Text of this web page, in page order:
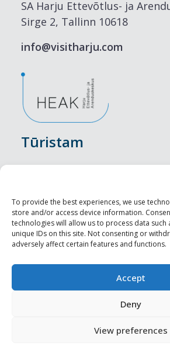
To provide the best experiences, we use
store and/or access device information.
technologies will allow us to process data
unique IDs on this site. Not consenting or
adversely affect certain features and functions.
Accept
Deny
View preferences
SA Harju Ettevõtlus- ja
Sirge 2, Tallinn 10618
info@visitharju.com
Tūristam
Nakšņošana
Vietas maltītei
Apskates objekti
Profesionāliem
Harju-, Rapla- & Läänemaa